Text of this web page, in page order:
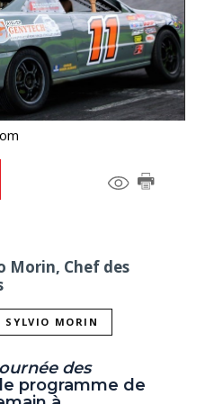
Morin, Chef des
SYLVIO MORIN
des
programme de